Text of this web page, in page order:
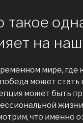
такое
на
мире, где
может стать
может быть
что именно